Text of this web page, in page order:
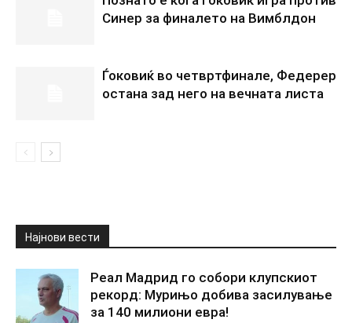
Синер за финалето на Вимблдон
Ѓоковиќ во четвртфинале, Федерер
остана зад него на вечната листа
Најнови вести
Реал Мадрид го собори клупскиот
рекорд: Мурињо добива засилување
за 140 милиони евра!